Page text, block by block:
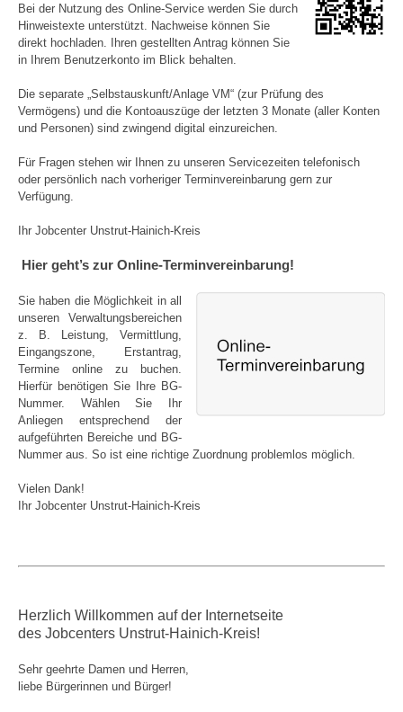
Bei der Nutzung des Online-Service werden Sie durch
Hinweistexte unterstützt. Nachweise können Sie
direkt hochladen. Ihren gestellten Antrag können Sie
in Ihrem Benutzerkonto im Blick behalten.
Die separate „Selbstauskunft/Anlage VM“ (zur Prüfung des
Vermögens) und die Kontoauszüge der letzten 3 Monate (aller Konten
und Personen) sind zwingend digital einzureichen.
Für Fragen stehen wir Ihnen zu unseren Servicezeiten telefonisch
oder persönlich nach vorheriger Terminvereinbarung gern zur
Verfügung.
Ihr Jobcenter Unstrut-Hainich-Kreis
Hier geht’s zur Online-Terminvereinbarung!
Sie haben die Möglichkeit in all
unseren Verwaltungsbereichen
z. B. Leistung, Vermittlung,
Eingangszone, Erstantrag,
Termine online zu buchen.
Hierfür benötigen Sie Ihre BG-
Nummer. Wählen Sie Ihr
Anliegen entsprechend der
aufgeführten Bereiche und BG-
Nummer aus. So ist eine richtige Zuordnung problemlos möglich.
Vielen Dank!
Ihr Jobcenter Unstrut-Hainich-Kreis
Herzlich Willkommen auf der Internetseite
des Jobcenters Unstrut-Hainich-Kreis!
Sehr geehrte Damen und Herren,
liebe Bürgerinnen und Bürger!